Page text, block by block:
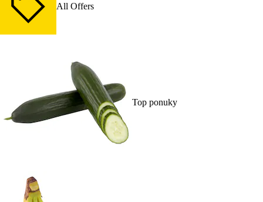
All Offers
Top ponuky